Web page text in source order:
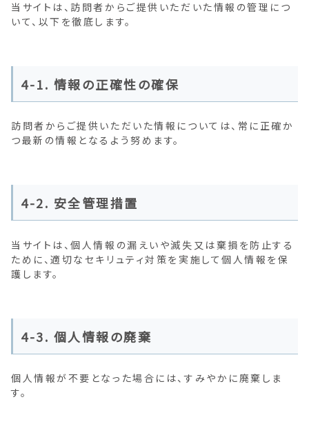
当サイトは、訪問者からご提供いただいた情報の管理につ
いて、以下を徹底します。
4-1. 情報の正確性の確保
訪問者からご提供いただいた情報については、常に正確か
つ最新の情報となるよう努めます。
4-2. 安全管理措置
当サイトは、個人情報の漏えいや滅失又は棄損を防止する
ために、適切なセキリュティ対策を実施して個人情報を保
護します。
4-3. 個人情報の廃棄
個人情報が不要となった場合には、すみやかに廃棄しま
す。